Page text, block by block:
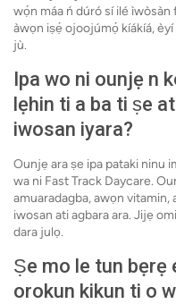
wọ́n máa ń dúró sí ilé ìwòsàn
àwọn iṣẹ́ ojoojúmọ́ kíákíá,
jù.
Ipa wo ni ounjẹ n
lẹhin ti a ba ti ṣe
iwosan iyara?
Ounjẹ ara ṣe ipa pataki ninu
wa ni Fast Track Daycare.
amuaradagba, awọn
iwosan ati agbara ara. Jijẹ
dara julọ.
Ṣe mo le tun bẹrẹ
orokun kikun ti o